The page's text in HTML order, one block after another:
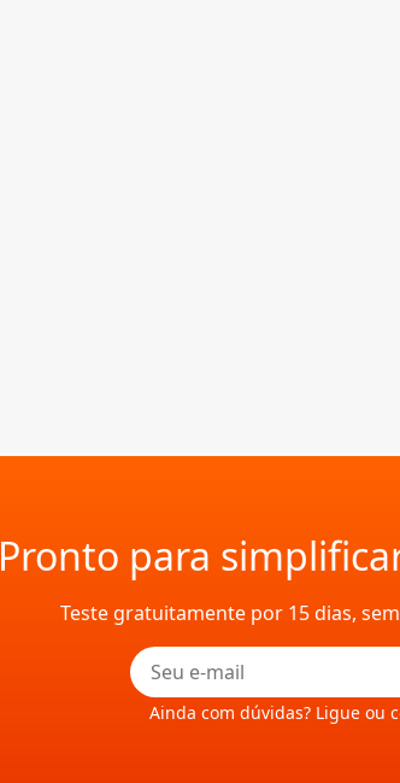
Pronto para
Teste gratuitamente por 15 dias,
Ainda com dúvidas? Ligue ou